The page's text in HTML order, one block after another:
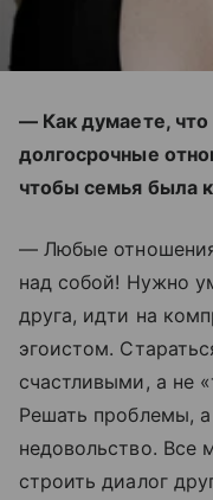
— Как думаете,
долгосрочные
чтобы семья была
— Любые
над собой! Нужно
друга, идти на
эгоистом.
счастливыми, а не
Решать проблемы,
недовольство. Все
строить диалог